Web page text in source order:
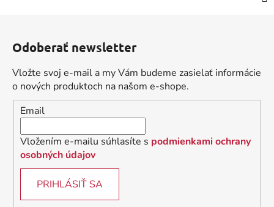
Odoberať newsletter
Vložte svoj e-mail a my Vám budeme zasielať informácie
o nových produktoch na našom e-shope.
Email
Vložením e-mailu súhlasíte s podmienkami ochrany
osobných údajov
PRIHLÁSIŤ SA